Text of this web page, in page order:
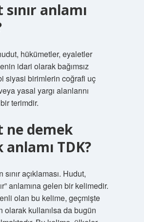
anlamı
hükümetler, eyaletler
idari olarak bağımsız
siyasi birimlerin coğrafi uç
yasal yargı alanlarını
terimdir.
ne demek
anlamı TDK?
sınır açıklaması. Hudut,
anlamına gelen bir kelimedir.
olan bu kelime, geçmişte
olarak kullanılsa da bugün